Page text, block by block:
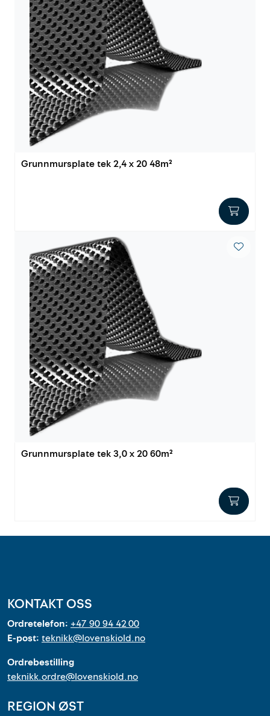
Grunnmursplate tek 2,4 x 20 48m²
Grunnmursplate tek 3,0 x 20 60m²
KONTAKT OSS
Ordretelefon: +47 90 94 42 00
E-post: teknikk@lovenskiold.no
Ordrebestilling
teknikk.ordre@lovenskiold.no
REGION ØST